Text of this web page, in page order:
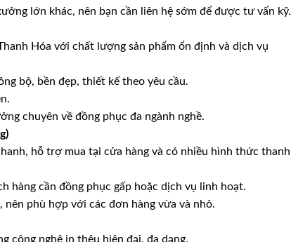
lớn khác, nên bạn cần liên hệ sớm để được tư vấn kỹ.
Hóa với chất lượng sản phẩm ổn định và dịch vụ
bộ, bền đẹp, thiết kế theo yêu cầu.
chuyên về đồng phục đa ngành nghề.
hỗ trợ mua tại cửa hàng và có nhiều hình thức thanh
hàng cần đồng phục gấp hoặc dịch vụ linh hoạt.
phù hợp với các đơn hàng vừa và nhỏ.
công nghệ in thêu hiện đại, đa dạng.